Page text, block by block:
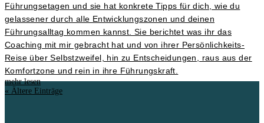
Führungsetagen und sie hat konkrete Tipps für dich, wie du
gelassener durch alle Entwicklungszonen und deinen
Führungsalltag kommen kannst. Sie berichtet was ihr das
Coaching mit mir gebracht hat und von ihrer Persönlichkeits-
Reise über Selbstzweifel, hin zu Entscheidungen, raus aus der
Komfortzone und rein in ihre Führungskraft.
mehr lesen
« Ältere Einträge